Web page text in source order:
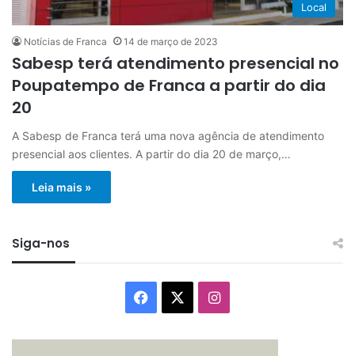
Local
Notícias de Franca 14 de março de 2023
Sabesp terá atendimento presencial no
Poupatempo de Franca a partir do dia
20
A Sabesp de Franca terá uma nova agência de atendimento
presencial aos clientes. A partir do dia 20 de março,…
Leia mais »
Siga-nos
Facebook Instagram